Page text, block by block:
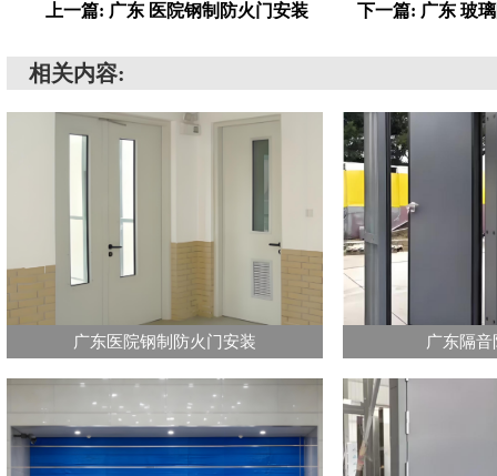
上一篇: 广东 医院钢制防火门安装 下一篇: 广东 玻
相关内容:
广东医院钢制防火门安装 广东隔